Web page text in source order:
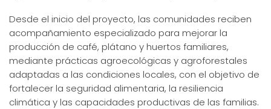
Desde el inicio del proyecto, las comunidades reciben
acompañamiento especializado para mejorar la
producción de café, plátano y huertos familiares,
mediante prácticas agroecológicas y agroforestales
adaptadas a las condiciones locales, con el objetivo de
fortalecer la seguridad alimentaria, la resiliencia
climática y las capacidades productivas de las familias.